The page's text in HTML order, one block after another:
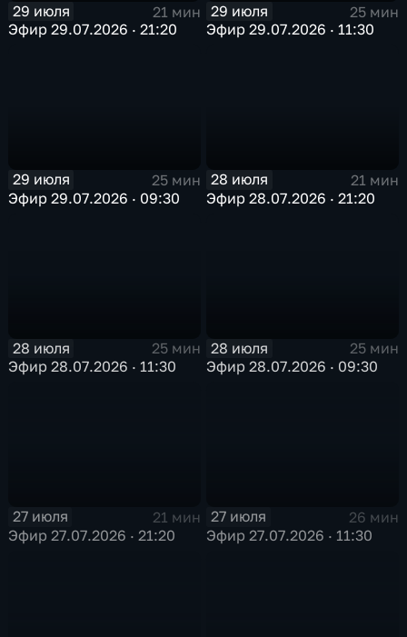
29 июля
21 мин
Эфир 29.07.2026 · 21:20
29 июля
25 мин
Эфир 29.07.2026 · 11:30
29 июля
25 мин
Эфир 29.07.2026 · 09:30
28 июля
21 мин
Эфир 28.07.2026 · 21:20
28 июля
25 мин
Эфир 28.07.2026 · 11:30
28 июля
25 мин
Эфир 28.07.2026 · 09:30
27 июля
21 мин
Эфир 27.07.2026 · 21:20
27 июля
26 мин
Эфир 27.07.2026 · 11:30